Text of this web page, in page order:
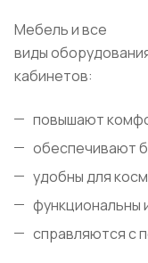
Мебель и все
виды
кабинетов:
повышают
обеспечивают
удобны для
функциональны
справляются с